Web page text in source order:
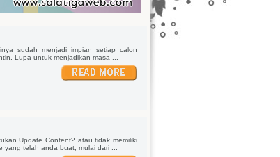
sudah menjadi impian setiap calon
Lupa untuk menjadikan masa ...
Update Content? atau tidak memiliki
telah anda buat, mulai dari ...